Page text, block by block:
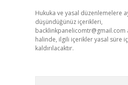
Hukuka ve yasal düzenlemelere
düşündüğünüz içerikleri,
backlinkpanelicomtr@gmail.com
halinde, ilgili içerikler yasal süre
kaldırılacaktır.